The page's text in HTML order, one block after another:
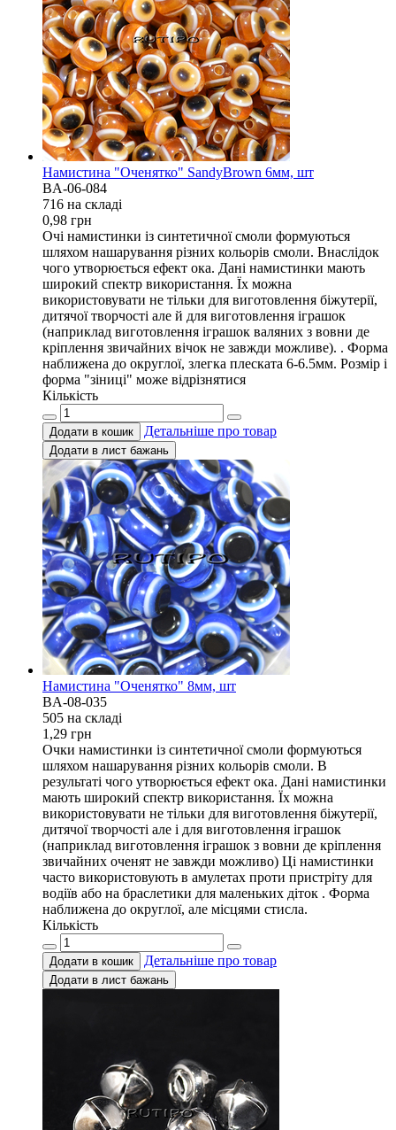
Намистина "Оченятко" SandyBrown 6мм, шт
BA-06-084
716 на складi
0,98 грн
Очі намистинки із синтетичної смоли формуються
шляхом нашарування різних кольорів смоли. Внаслідок
чого утворюється ефект ока. Дані намистинки мають
широкий спектр використання. Їх можна
використовувати не тільки для виготовлення біжутерії,
дитячої творчості але й для виготовлення іграшок
(наприклад виготовлення іграшок валяних з вовни де
кріплення звичайних вічок не завжди можливе). . Форма
наближена до округлої, злегка плеската 6-6.5мм. Розмір і
форма "зіниці" може відрізнятися
Кількість
Додати в кошик Детальніше про товар
Додати в лист бажань
Намистина "Оченятко" 8мм, шт
BA-08-035
505 на складi
1,29 грн
Очки намистинки із синтетичної смоли формуються
шляхом нашарування різних кольорів смоли. В
результаті чого утворюється ефект ока. Дані намистинки
мають широкий спектр використання. Їх можна
використовувати не тільки для виготовлення біжутерії,
дитячої творчості але і для виготовлення іграшок
(наприклад виготовлення іграшок з вовни де кріплення
звичайних оченят не завжди можливо) Ці намистинки
часто використовують в амулетах проти пристріту для
водіїв або на браслетики для маленьких діток . Форма
наближена до округлої, але місцями стисла.
Кількість
Додати в кошик Детальніше про товар
Додати в лист бажань